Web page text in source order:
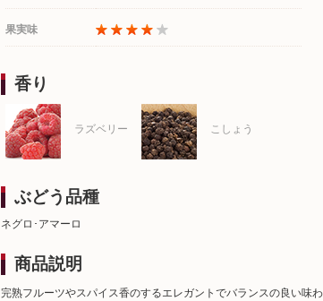
果実味
香り
ラズベリー こしょう
ぶどう品種
ネグロ･アマーロ
商品説明
完熟フルーツやスパイス香のするエレガントでバランスの良い味わ